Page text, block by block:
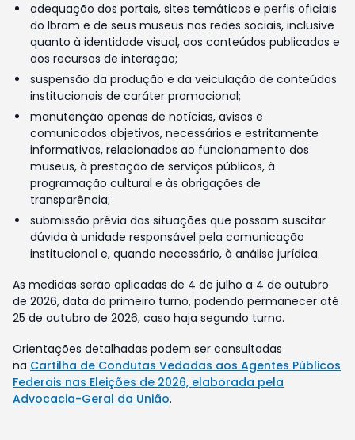
adequação dos portais, sites temáticos e perfis oficiais
do Ibram e de seus museus nas redes sociais, inclusive
quanto à identidade visual, aos conteúdos publicados e
aos recursos de interação;
suspensão da produção e da veiculação de conteúdos
institucionais de caráter promocional;
manutenção apenas de notícias, avisos e
comunicados objetivos, necessários e estritamente
informativos, relacionados ao funcionamento dos
museus, à prestação de serviços públicos, à
programação cultural e às obrigações de
transparência;
submissão prévia das situações que possam suscitar
dúvida à unidade responsável pela comunicação
institucional e, quando necessário, à análise jurídica.
As medidas serão aplicadas de 4 de julho a 4 de outubro
de 2026, data do primeiro turno, podendo permanecer até
25 de outubro de 2026, caso haja segundo turno.
Orientações detalhadas podem ser consultadas
na Cartilha de Condutas Vedadas aos Agentes Públicos
Federais nas Eleições de 2026, elaborada pela
Advocacia-Geral da União.